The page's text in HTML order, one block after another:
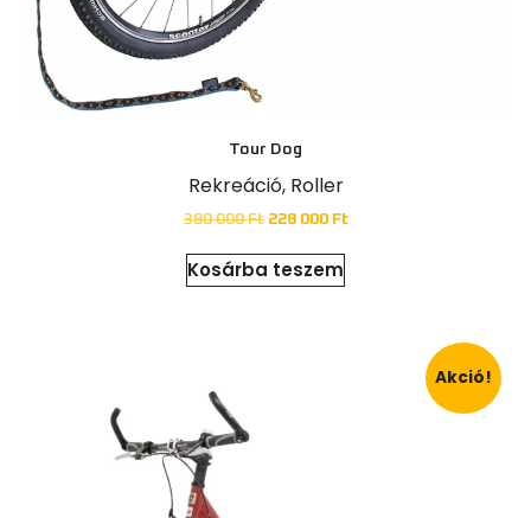
Tour Dog
Rekreáció, Roller
380 000Ft 228 000 Ft
Kosárba teszem
Akció!